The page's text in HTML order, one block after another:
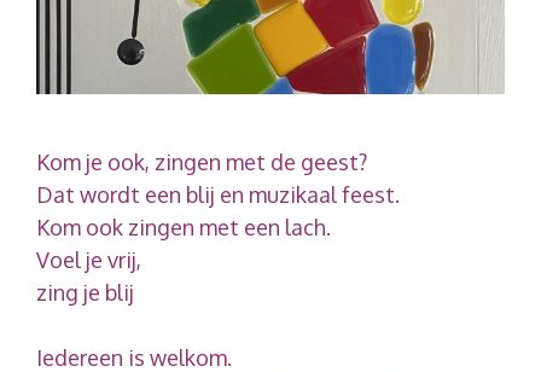
Kom je ook, zingen met de geest?
Dat wordt een blij en muzikaal feest.
Kom ook zingen met een lach.
Voel je vrij,
zing je blij
Iedereen is welkom.